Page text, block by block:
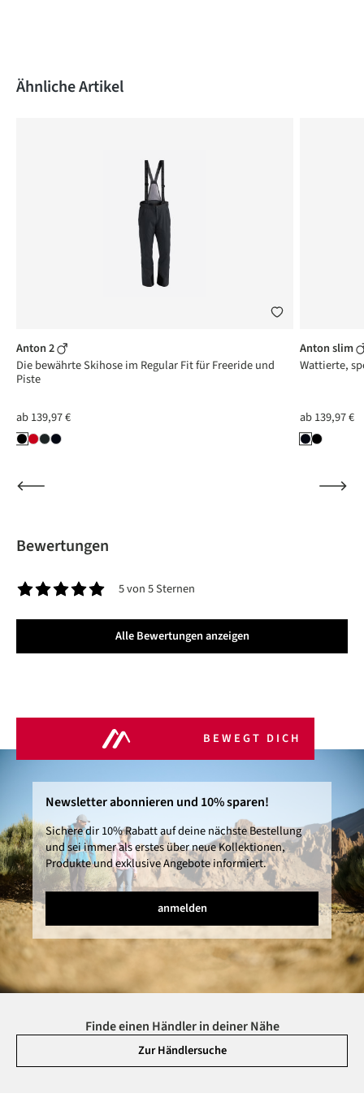
Produktgalerie überspringen
Ähnliche Artikel
Anton 2
Die bewährte Skihose im Regular Fit für Freeride und
Piste
ab139,97 €
Anton slim
Wattierte,
ab139,97 €
Bewertungen
5 von 5 Sternen
Alle Bewertungen anzeigen
BEWEGT DICH
Newsletter abonnieren und 10% sparen!
Sichere dir 10% Rabatt auf deine nächste Bestellung
und sei immer als erstes über neue Kollektionen,
Produkte und exklusive Angebote informiert.
anmelden
Finde einen Händler in deiner Nähe
Zur Händlersuche